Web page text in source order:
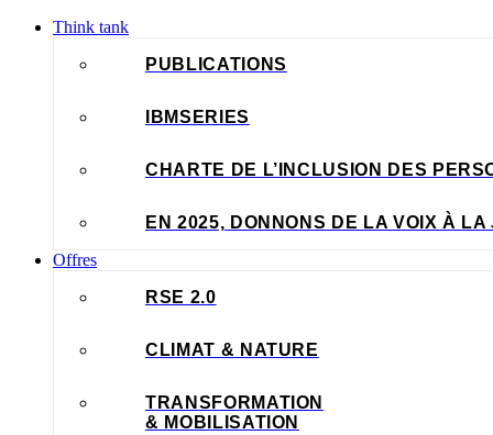
Think tank
PUBLICATIONS
IBMSERIES
CHARTE DE L’INCLUSION DES
EN 2025, DONNONS DE LA VOIX À LA
Offres
RSE 2.0
CLIMAT & NATURE
TRANSFORMATION
& MOBILISATION